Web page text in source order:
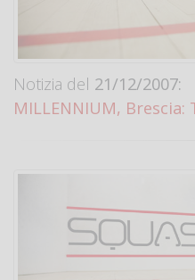
Notizia del 21/12/2007:
MILLENNIUM,